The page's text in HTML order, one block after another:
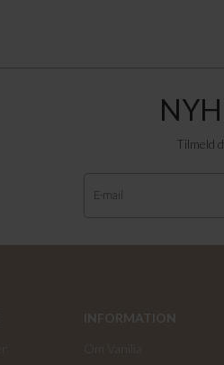
Tilmeld
INFORMATION